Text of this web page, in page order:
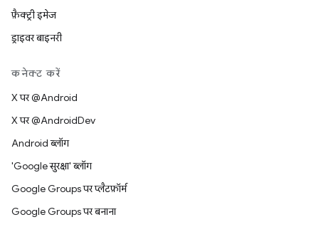
फ़ैक्ट्री इमेज
ड्राइवर बाइनरी
कनेक्ट करें
X पर @Android
X पर @AndroidDev
Android ब्लॉग
'Google सुरक्षा' ब्लॉग
Google Groups पर प्लैटफ़ॉर्म
Google Groups पर बनाना